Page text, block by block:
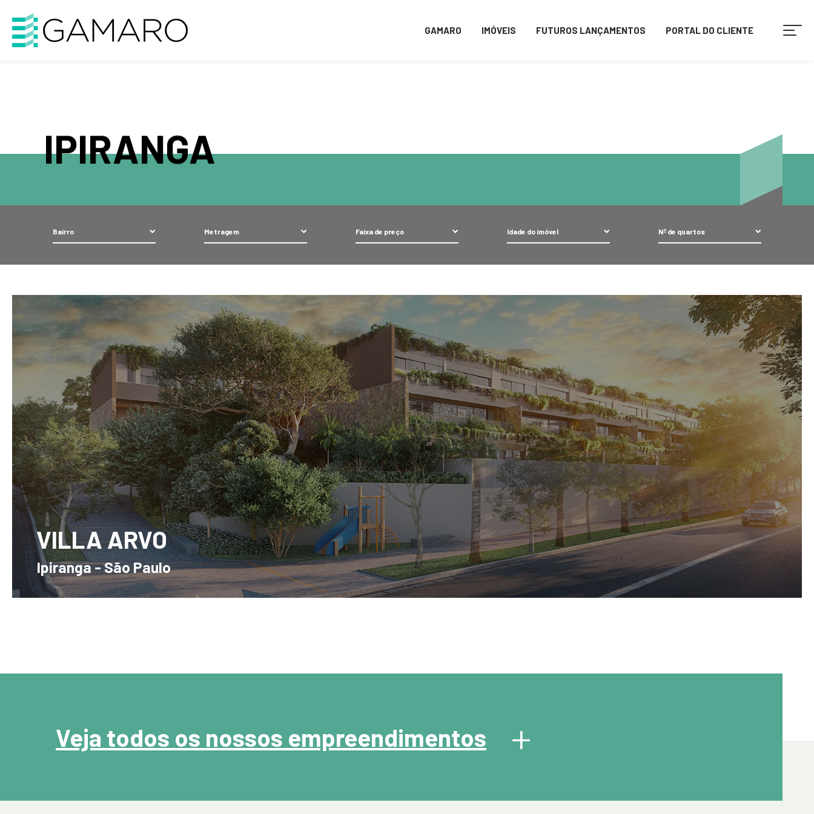
GAMARO IMÓVEIS FUTUROS LANÇAMENTOS PORTAL DO CLIENTE
Warning: Attempt to read property "cat_ID" on string in /home/gamaro/www/wp-content/themes/gamaro_2020/taxonomy-bairro.php
IPIRANGA
VILLA ARVO
Ipiranga - São Paulo
2 a 4 Suítes - 134m² a 405m² - 1 a 3 Vagas
Veja todos os nossos empreendimentos +